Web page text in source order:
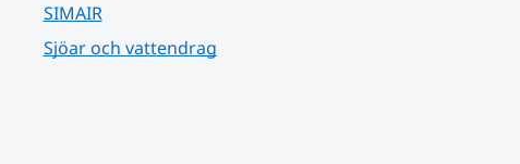
SIMAIR
Sjöar och vattendrag